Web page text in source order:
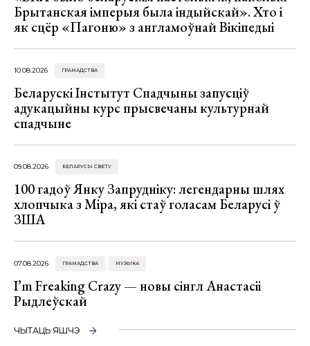
Брытанская імперыя была індыйскай». Хто і
як сцёр «Пагоню» з англамоўнай Вікіпедыі
10.08.2026 ГРАМАДСТВА
Беларускі Інстытут Спадчыны запусціў
адукацыйны курс прысвечаны культурнай
спадчыне
09.08.2026 БЕЛАРУСЫ СВЕТУ
100 гадоў Янку Запрудніку: легендарны шлях
хлопчыка з Міра, які стаў голасам Беларусі ў
ЗША
07.08.2026 ГРАМАДСТВА МУЗЫКА
I’m Freaking Crazy — новы сінгл Анастасіі
Рыдлеўскай
ЧЫТАЦЬ ЯШЧЭ